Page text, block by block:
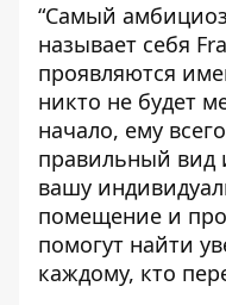
“Самый
называет себя
проявляются
никто не будет
начало, ему
правильный вид
вашу
помещение и
помогут найти
каждому, кто